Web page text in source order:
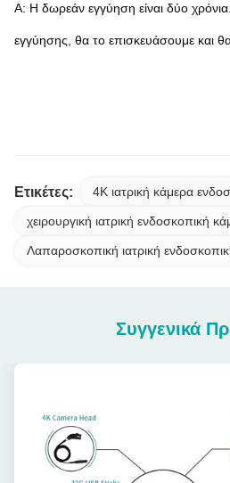
Α: Η δωρεάν εγγύηση είναι δύο
εγγύησης, θα το επισκευάσουμε και
Ετικέτες: 4K ιατρική κάμερα
χειρουργική ιατρική ενδοσκοπική
Λαπαροσκοπική ιατρική
Συγγενικά